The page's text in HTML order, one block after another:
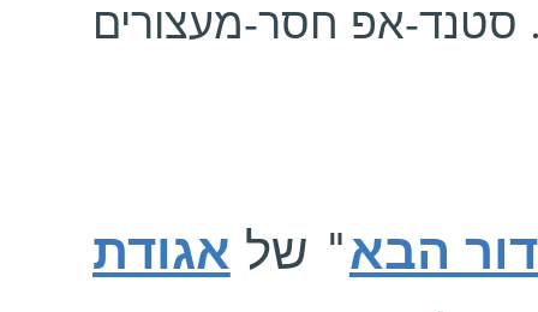
סטנד-אפ חסר-מעצורים
הבא" של אגודת